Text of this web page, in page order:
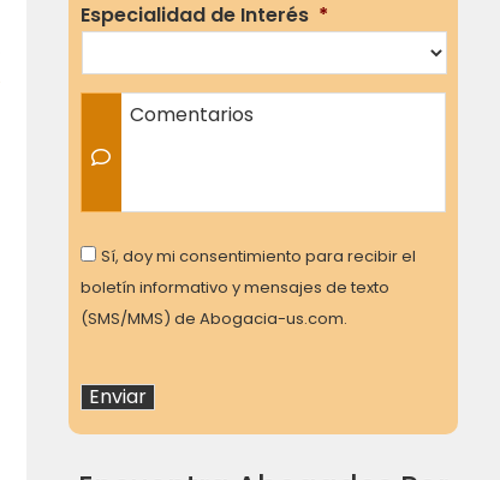
Especialidad de Interés *
Comentarios
Consent
Sí, doy mi consentimiento para recibir el
boletín informativo y mensajes de texto
(SMS/MMS) de Abogacia-us.com.